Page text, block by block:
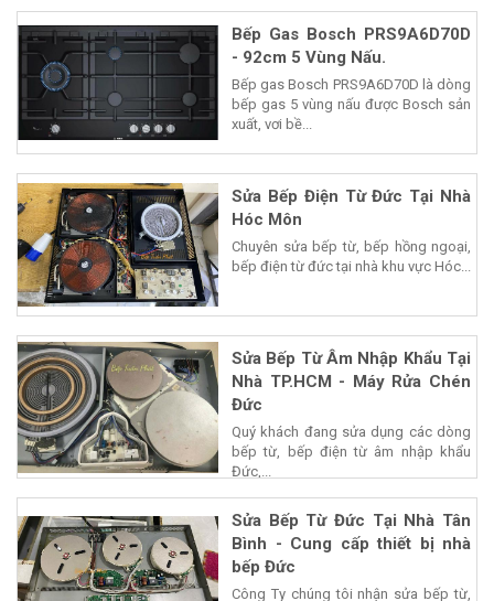
Bếp Gas Bosch PRS9A6D70D
- 92cm 5 Vùng Nấu.
Bếp gas Bosch PRS9A6D70D là dòng
bếp gas 5 vùng nấu được Bosch sản
xuất, vơi bề...
Sửa Bếp Điện Từ Đức Tại Nhà
Hóc Môn
Chuyên sửa bếp từ, bếp hồng ngoại,
bếp điện từ đức tại nhà khu vực Hóc...
Sửa Bếp Từ Âm Nhập Khẩu Tại
Nhà TP.HCM - Máy Rửa Chén
Đức
Quý khách đang sửa dụng các dòng
bếp từ, bếp điện từ âm nhập khẩu
Đức,...
Sửa Bếp Từ Đức Tại Nhà Tân
Bình - Cung cấp thiết bị nhà
bếp Đức
Công Ty chúng tôi nhận sửa bếp từ,